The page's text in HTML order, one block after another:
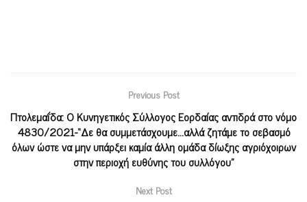
Previous Post
Πτολεμαΐδα: Ο Κυνηγετικός Σύλλογος Εορδαίας αντιδρά στο νόμο
4830/2021-“Δε θα συμμετάσχουμε…αλλά ζητάμε το σεβασμό
όλων ώστε να μην υπάρξει καμία άλλη ομάδα δίωξης αγριόχοιρων
στην περιοχή ευθύνης του συλλόγου”
Next Post